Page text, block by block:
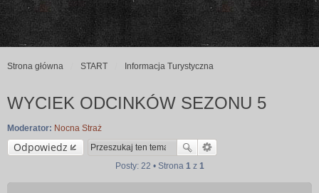
Strona główna START Informacja Turystyczna
WYCIEK ODCINKÓW SEZONU 5
Moderator: Nocna Straż
Odpowiedz
Posty: 22 • Strona 1z 1